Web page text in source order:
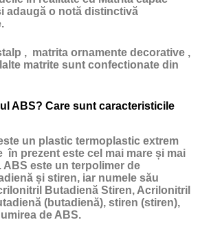
adaugă o notă distinctivă
, matrita ornamente decorative ,
matrite sunt confectionate din
ABS? Care sunt caracteristicile
un plastic termoplastic extrem
în prezent este cel mai mare și mai
ABS este un terpolimer de
și stiren, iar numele său
Butadienă Stiren, Acrilonitril
(butadienă), stiren (stiren),
de ABS.